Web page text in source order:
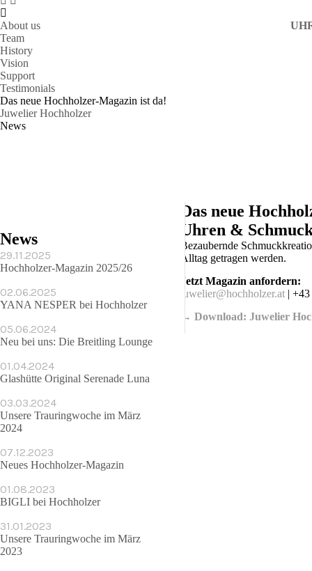
About us
Team
History
Vision
Support
Testimonials
Das neue Hochholzer-Magazin ist da!
Juwelier Hochholzer
News
Das neue
Uhren &
Bezaubernde
Alltag getragen werden.
Jetzt Magazin anfordern:
juwelier@hochholzer.at| +43
→ Download: Juwelier
News
29.11.2025
Hochholzer-Magazin 2025/26
02.06.2025
YANA NESPER bei Hochholzer
05.06.2024
Neu bei uns: Die Breitling Lounge
01.04.2024
Glashütte Original Serenade Luna
03.03.2024
Unsere Trauringwoche im März
2024
07.12.2023
Neues Hochholzer-Magazin
01.08.2023
BIGLI bei Hochholzer
31.01.2023
Unsere Trauringwoche im März
2023